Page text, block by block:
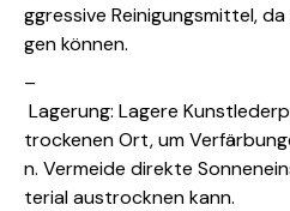
ggressive Reinigungsmittel,
gen können.
–
Lagerung: Lagere
trockenen Ort, um
n. Vermeide direkte
terial austrocknen kann.